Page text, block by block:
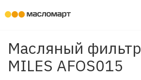
Масляный фильтр
MILES AFOS015